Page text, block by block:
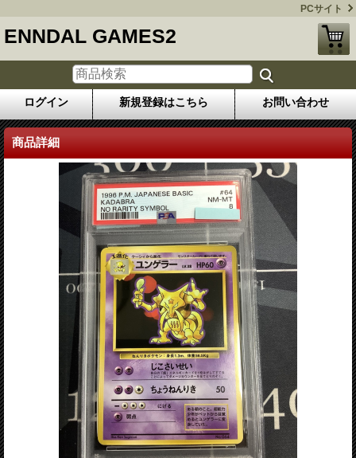
PCサイト
ENNDAL GAMES2
ログイン 新規登録はこちら お問い合わせ
商品詳細